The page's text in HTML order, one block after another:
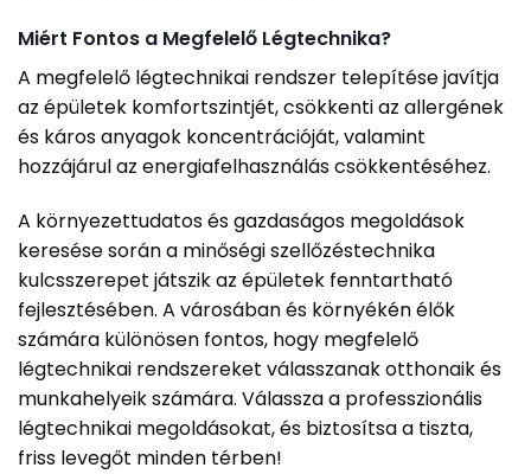
Miért Fontos a Megfelelő Légtechnika?
A megfelelő légtechnikai rendszer telepítése javítja
az épületek komfortszintjét, csökkenti az allergének
és káros anyagok koncentrációját, valamint
hozzájárul az energiafelhasználás csökkentéséhez.
A környezettudatos és gazdaságos megoldások
keresése során a minőségi szellőzéstechnika
kulcsszerepet játszik az épületek fenntartható
fejlesztésében. A városában és környékén élők
számára különösen fontos, hogy megfelelő
légtechnikai rendszereket válasszanak otthonaik és
munkahelyeik számára. Válassza a professzionális
légtechnikai megoldásokat, és biztosítsa a tiszta,
friss levegőt minden térben!